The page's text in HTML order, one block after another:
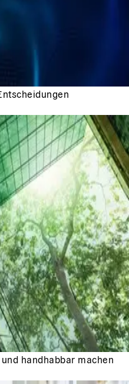
handhabbar machen